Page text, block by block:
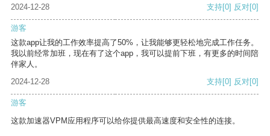
2024-12-28 支持[0] 反对[0]
游客
这款app让我的工作效率提高了50%，让我能够更轻松地完成工作任务。
我以前经常加班，现在有了这个app，我可以提前下班，有更多的时间陪
伴家人。
2024-12-28
支持[0] 反对[0]
游客
这款加速器VPM应用程序可以给你提供最高速度和安全性的连接。